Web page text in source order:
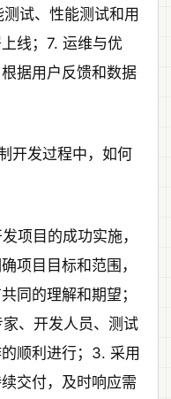
试、性能测试和用
线；7. 运维与优
据用户反馈和数据
开发过程中，如何
项目的成功实施，
项目目标和范围，
同的理解和期望；
、开发人员、测试
顺利进行；3. 采用
交付，及时响应需